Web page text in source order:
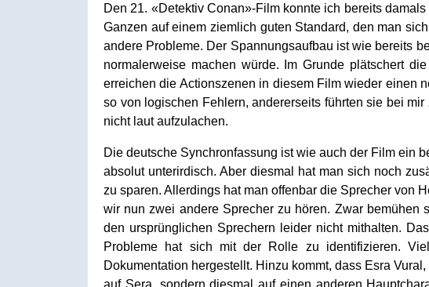
Den 21. «Detektiv Conan»-Film konnte ich bereits
Ganzen auf einem ziemlich guten Standard, den man
andere Probleme. Der Spannungsaufbau ist wie bereits
normalerweise machen würde. Im Grunde plätschert
erreichen die Actionszenen in diesem Film wieder einen
so von logischen Fehlern, andererseits führten sie bei
nicht laut aufzulachen.
Die deutsche Synchronfassung ist wie auch der Film ein
absolut unterirdisch. Aber diesmal hat man sich noch
zu sparen. Allerdings hat man offenbar die Sprecher von
wir nun zwei andere Sprecher zu hören. Zwar
den ursprünglichen Sprechern leider nicht mithalten.
Probleme hat sich mit der Rolle zu identifizieren.
Dokumentation hergestellt. Hinzu kommt, dass Esra
auf Sera, sondern diesmal auf einen anderen